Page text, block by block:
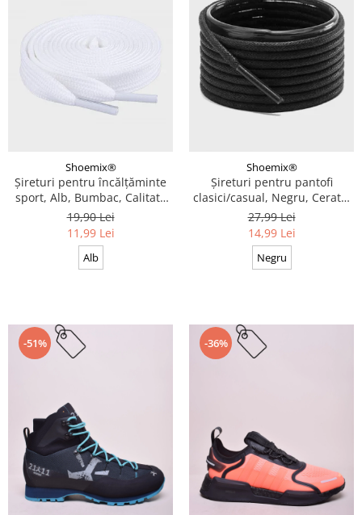
Shoemix®
Șireturi pentru încălțăminte
sport, Alb, Bumbac, Calitate
premium, 100 cm x 0.8 cm
19,90 Lei
11,99 Lei
Alb
Shoemix®
Șireturi pentru pantofi
clasici/casual, Negru, Cerate,
Calitate premium, 110 cm x
0.3 cm
27,99 Lei
14,99 Lei
Negru
-51% -36%